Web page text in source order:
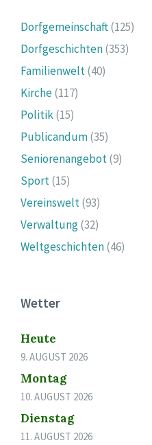
Dorfgemeinschaft(125)
Dorfgeschichten(353)
Familienwelt(40)
Kirche(117)
Politik(15)
Publicandum(35)
Seniorenangebot(9)
Sport(15)
Vereinswelt(93)
Verwaltung(32)
Weltgeschichten(46)
Wetter
Heute
9. AUGUST 2026
Montag
10. AUGUST 2026
Dienstag
11. AUGUST 2026